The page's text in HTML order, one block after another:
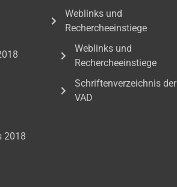
2018
Weblinks und
Rechercheeinstiege
Weblinks und
Rechercheeinstiege
Schriftenverzeichnis der
VAD